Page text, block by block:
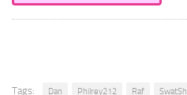
Tags: Dan Philrey212 Raf SwatSh